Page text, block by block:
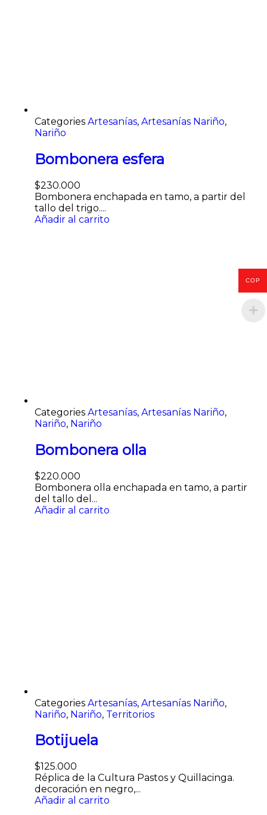
Categories Artesanías, Artesanías Nariño,
Nariño
Bombonera esfera
$230.000
Bombonera enchapada en tamo, a partir del
tallo del trigo....
Añadir al carrito
Categories Artesanías, Artesanías Nariño,
Nariño, Nariño
Bombonera olla
$220.000
Bombonera olla enchapada en tamo, a partir
del tallo del...
Añadir al carrito
Categories Artesanías, Artesanías Nariño,
Nariño, Nariño, Territorios
Botijuela
$125.000
Réplica de la Cultura Pastos y Quillacinga.
decoración en negro,...
Añadir al carrito
COP